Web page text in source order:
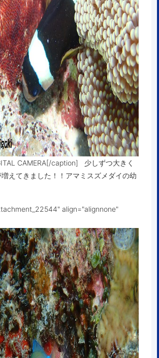
CAMERA[/caption] 少しずつ大きく
えてきました！！アマミスズメダイの幼
align="alignnone"